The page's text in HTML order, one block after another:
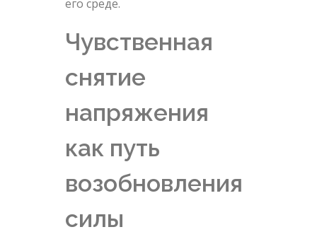
его среде.
Чувственная
снятие
напряжения
как путь
возобновления
силы